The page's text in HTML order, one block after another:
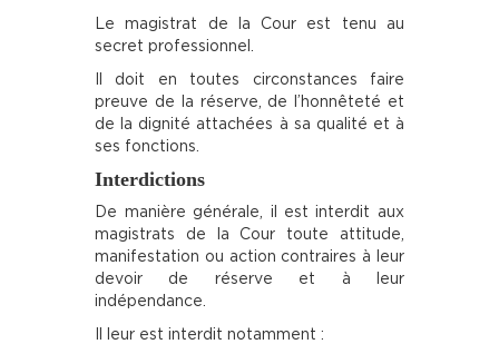
Le magistrat de la Cour est tenu au
secret professionnel.
Il doit en toutes circonstances faire
preuve de la réserve, de l’honnêteté et
de la dignité attachées à sa qualité et à
ses fonctions.
Interdictions
De manière générale, il est interdit aux
magistrats de la Cour toute attitude,
manifestation ou action contraires à leur
devoir de réserve et à leur
indépendance.
Il leur est interdit notamment :